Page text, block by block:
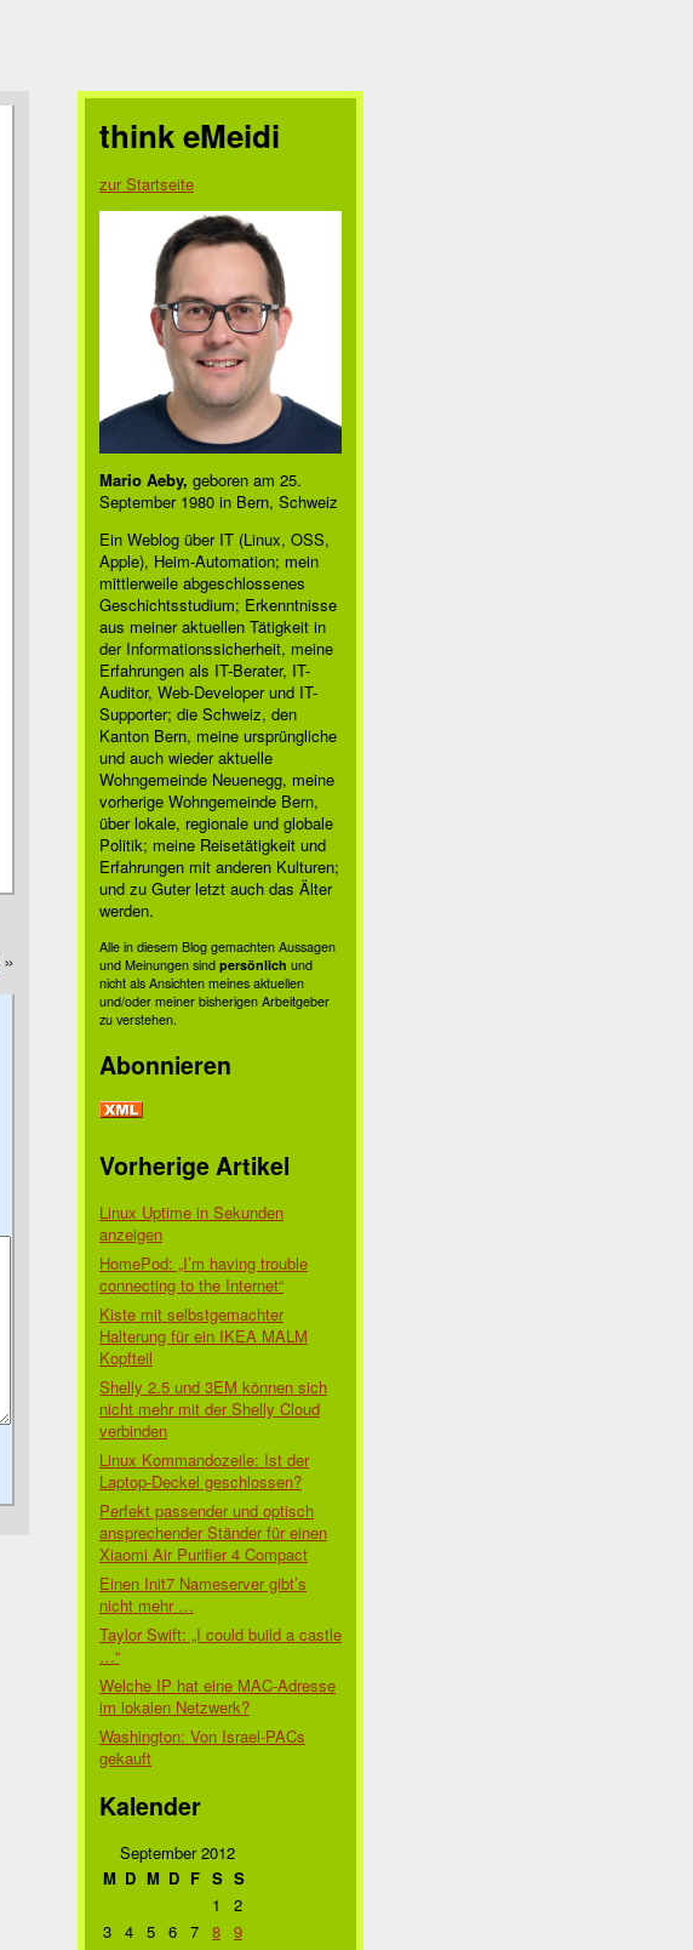
»
think eMeidi
zur Startseite
Mario Aeby, geboren am 25.
September 1980 in Bern, Schweiz
Ein Weblog über IT (Linux, OSS,
Apple), Heim-Automation; mein
mittlerweile abgeschlossenes
Geschichtsstudium; Erkenntnisse
aus meiner aktuellen Tätigkeit in
der Informationssicherheit, meine
Erfahrungen als IT-Berater, IT-
Auditor, Web-Developer und IT-
Supporter; die Schweiz, den
Kanton Bern, meine ursprüngliche
und auch wieder aktuelle
Wohngemeinde Neuenegg, meine
vorherige Wohngemeinde Bern,
über lokale, regionale und globale
Politik; meine Reisetätigkeit und
Erfahrungen mit anderen Kulturen;
und zu Guter letzt auch das Älter
werden.
Alle in diesem Blog gemachten Aussagen
und Meinungen sind persönlich und
nicht als Ansichten meines aktuellen
und/oder meiner bisherigen Arbeitgeber
zu verstehen.
Abonnieren
Vorherige Artikel
Linux Uptime in Sekunden
anzeigen
HomePod: „I’m having trouble
connecting to the Internet“
Kiste mit selbstgemachter
Halterung für ein IKEA MALM
Kopfteil
Shelly 2.5 und 3EM können sich
nicht mehr mit der Shelly Cloud
verbinden
Linux Kommandozeile: Ist der
Laptop-Deckel geschlossen?
Perfekt passender und optisch
ansprechender Ständer für einen
Xiaomi Air Purifier 4 Compact
Einen Init7 Nameserver gibt’s
nicht mehr …
Taylor Swift: „I could build a castle
…“
Welche IP hat eine MAC-Adresse
im lokalen Netzwerk?
Washington: Von Israel-PACs
gekauft
Kalender
September 2012
M D M D F S S
1
2
3 4 5 6 7 8 9